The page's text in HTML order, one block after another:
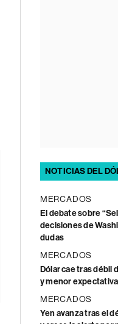
NOTICIAS DEL
MERCADOS
El debate sobre
decisiones de
dudas
MERCADOS
Dólar cae tras débil
y menor expectativa
MERCADOS
Yen avanza tras el